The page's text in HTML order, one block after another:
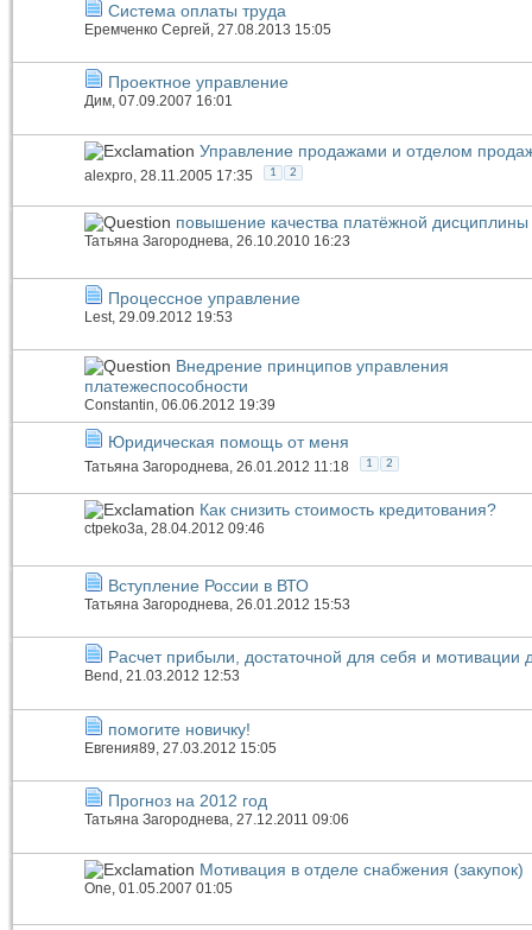
Система оплаты труда
Еремченко Сергей, 27.08.2013 15:05
Проектное управление
Дим, 07.09.2007 16:01
Управление продажами и отделом
alexpro, 28.11.2005 17:35 1 2
повышение качества платёжной дисциплины
Татьяна Загороднева, 26.10.2010 16:23
Процессное управление
Lest, 29.09.2012 19:53
Внедрение принципов управления
платежеспособности
Constantin, 06.06.2012 19:39
Юридическая помощь от меня
Татьяна Загороднева, 26.01.2012 11:18 1 2
Как снизить стоимость кредитования?
ctpeko3a, 28.04.2012 09:46
Вступление России в ВТО
Татьяна Загороднева , 26.01.2012 15:53
Расчет прибыли, достаточной для себя и мотивации
Bend , 21.03.2012 12:53
помогите новичку!
Евгения89 , 27.03.2012 15:05
Прогноз на 2012 год
Татьяна Загороднева, 27.12.2011 09:06
Мотивация в отделе снабжения (закупок)
One , 01.05.2007 01:05